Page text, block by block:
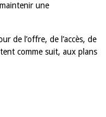
une
de l’offre, de l’accès, de
comme suit, aux plans